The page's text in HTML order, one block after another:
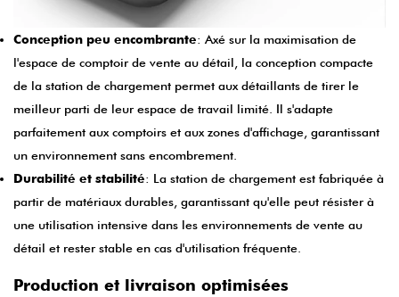
Conception peu encombrante: Axé sur la maximisation de
l'espace de comptoir de vente au détail, la conception compacte
de la station de chargement permet aux détaillants de tirer le
meilleur parti de leur espace de travail limité. Il s'adapte
parfaitement aux comptoirs et aux zones d'affichage, garantissant
un environnement sans encombrement.
Durabilité et stabilité: La station de chargement est fabriquée à
partir de matériaux durables, garantissant qu'elle peut résister à
une utilisation intensive dans les environnements de vente au
détail et rester stable en cas d'utilisation fréquente.
Production et livraison optimisées